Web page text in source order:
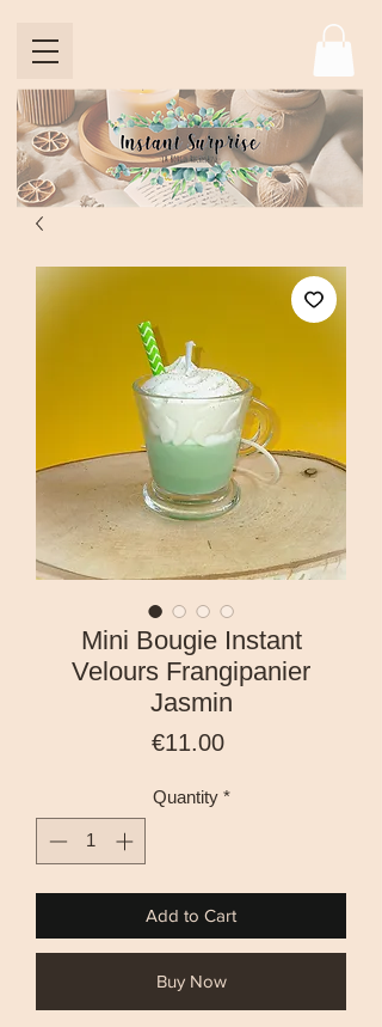
Mini Bougie Instant
Velours Frangipanier
Jasmin
€11.00Price
Quantity *
Add to Cart
Buy Now